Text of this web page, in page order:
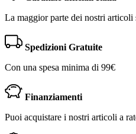
La maggior parte dei nostri articoli
Spedizioni Gratuite
Con una spesa minima di 99€
Finanziamenti
Puoi acquistare i nostri articoli a